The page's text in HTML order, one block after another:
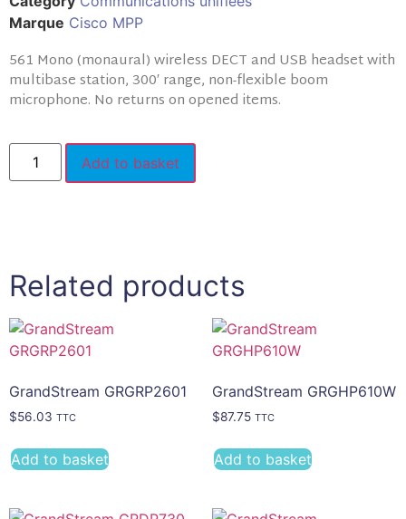
Marque Cisco MPP
561 Mono (monaural) wireless DECT and USB headset with
multibase station, 300′ range, non-flexible boom
microphone. No returns on opened items.
Add to basket
Related products
GrandStream GRGRP2601
$56.03 TTC
Add to basket
GrandStream GRGHP610W
$87.75 TTC
Add to basket